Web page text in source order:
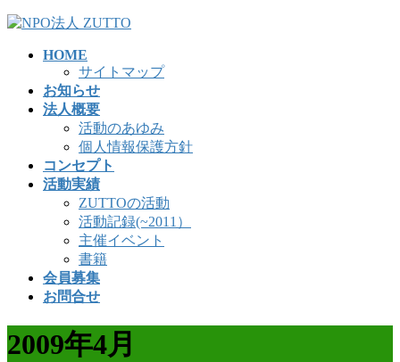
コ
ナ
HOME
サイトマップ
お知らせ
法人概要
活動のあゆみ
個人情報保護方針
コンセプト
活動実績
ZUTTOの活動
活動記録(~2011）
主催イベント
書籍
会員募集
お問合せ
2009年4月